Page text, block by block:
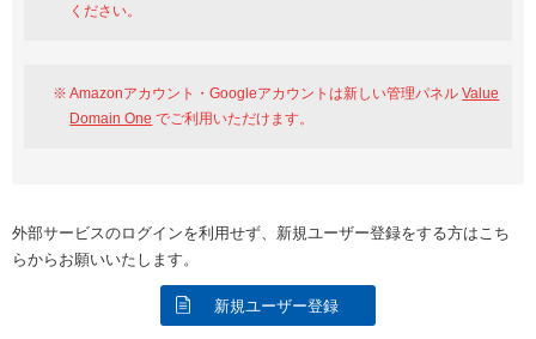
ください。
Amazonアカウント・Googleアカウントは新しい管理パネルValue
Domain One でご利用いただけます。
外部サービスのログインを利用せず、新規ユーザー登録をする方はこち
らからお願いいたします。
新規ユーザー登録